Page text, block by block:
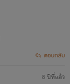
ตอบกลับ
8 ปีที่แล้ว